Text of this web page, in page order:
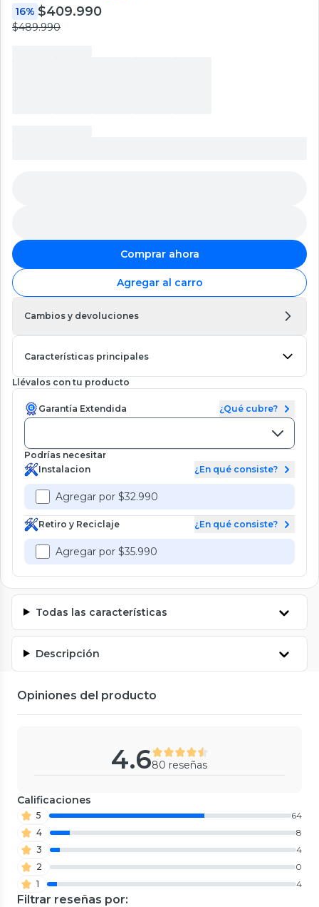
16% $409.990
$489.990
Comprar ahora
Agregar al carro
Cambios y devoluciones
Características principales
Llévalos con tu producto
Garantía Extendida ¿Qué cubre?
Podrías necesitar
Instalacion
¿En qué consiste?
Agregar por $32.990
Retiro y Reciclaje ¿En qué consiste?
Agregar por $35.990
Todas las características
Descripción
Opiniones del producto
4.680 reseñas
Calificaciones
5
64
4
8
3
4
2
0
1
4
Filtrar reseñas por: